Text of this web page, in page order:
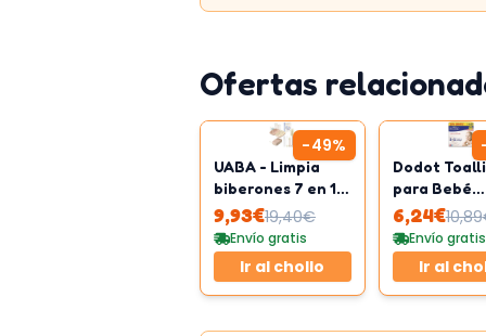
Ofertas
-49%
UABA - Limpia
biberones 7 en 1 |
Sin BPA
9,93€19,40€
Envío gratis
Ir al chollo
Dodot
para Bebé
Sensitive
Toallitas
6,24€10,89
Envío gratis
Ir al